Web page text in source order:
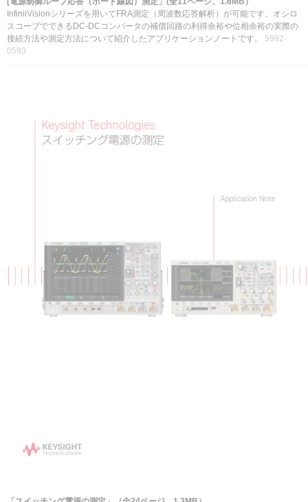
InfiniiVisionシリーズを用いてFRA測定（周波数応答解析）が可能です。オシロ
スコープでできるDC-DCコンバータの補償回路の利得余裕や位相余裕の実際の
接続方法や測定方法について紹介したアプリケーションノート です。
5992-
0593